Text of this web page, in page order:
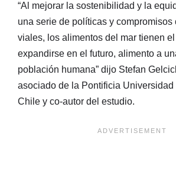
“Al mejorar la sostenibilidad y la
una serie de políticas y compromisos
viales, los alimentos del mar tienen
expandirse en el futuro, alimento a
población humana” dijo Stefan
asociado de la Pontificia
Chile y co-autor del estudio.